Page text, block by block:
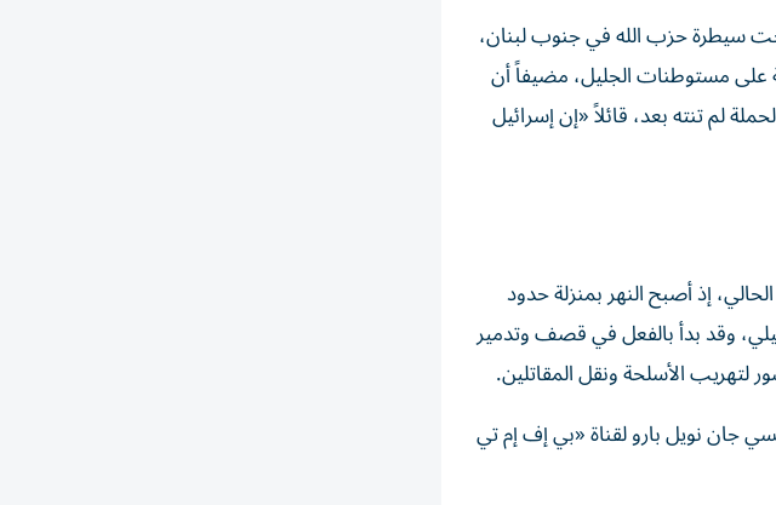
سيطرة حزب الله في جنوب لبنان،
على مستوطنات الجليل، مضيفاً أن
لم تنته بعد، قائلاً «إن إسرائيل
إذ أصبح النهر بمنزلة حدود
وقد بدأ بالفعل في قصف وتدمير
لتهريب الأسلحة ونقل المقاتلين.
جان نويل بارو لقناة «بي إف إم تي